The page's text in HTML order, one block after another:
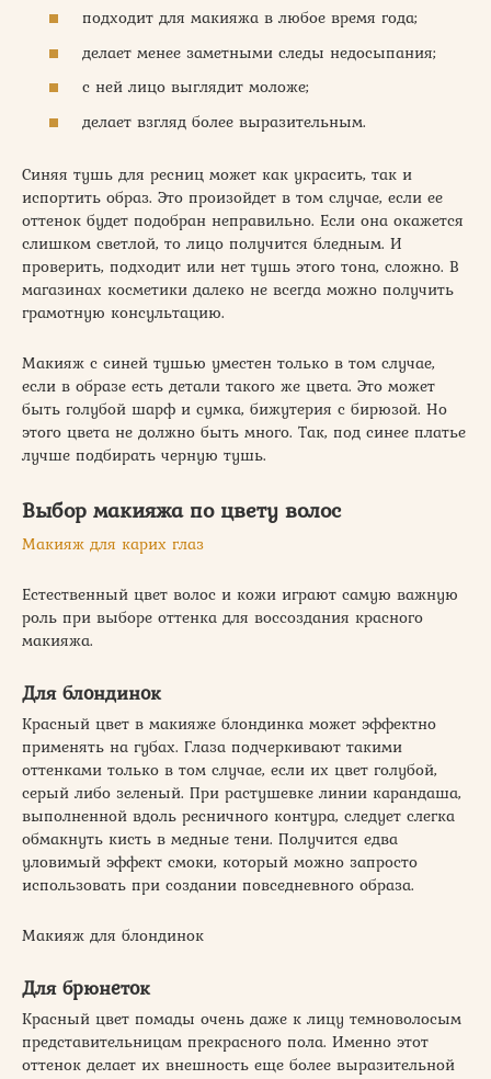
подходит для макияжа в любое время года;
делает менее заметными следы недосыпания;
с ней лицо выглядит моложе;
делает взгляд более выразительным.
Синяя тушь для ресниц может как украсить, так и
испортить образ. Это произойдет в том случае, если ее
оттенок будет подобран неправильно. Если она окажется
слишком светлой, то лицо получится бледным. И
проверить, подходит или нет тушь этого тона, сложно. В
магазинах косметики далеко не всегда можно получить
грамотную консультацию.
Макияж с синей тушью уместен только в том случае,
если в образе есть детали такого же цвета. Это может
быть голубой шарф и сумка, бижутерия с бирюзой. Но
этого цвета не должно быть много. Так, под синее платье
лучше подбирать черную тушь.
Выбор макияжа по цвету волос
Макияж для карих глаз
Естественный цвет волос и кожи играют самую важную
роль при выборе оттенка для воссоздания красного
макияжа.
Для блондинок
Красный цвет в макияже блондинка может эффектно
применять на губах. Глаза подчеркивают такими
оттенками только в том случае, если их цвет голубой,
серый либо зеленый. При растушевке линии карандаша,
выполненной вдоль ресничного контура, следует слегка
обмакнуть кисть в медные тени. Получится едва
уловимый эффект смоки, который можно запросто
использовать при создании повседневного образа.
Макияж для блондинок
Для брюнеток
Красный цвет помады очень даже к лицу темноволосым
представительницам прекрасного пола. Именно этот
оттенок делает их внешность еще более выразительной